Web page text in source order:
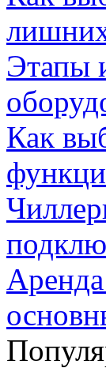
Этапы
Как